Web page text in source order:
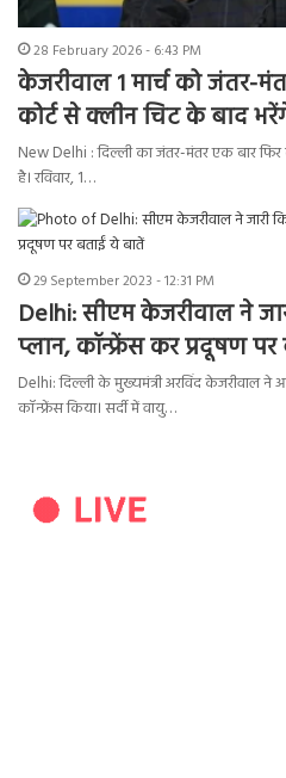
28 February 2026 - 6:43 PM
केजरीवाल 1 मार्च को जंतर-
कोर्ट से क्लीन चिट के बाद
New Delhi : दिल्ली का जंतर-मंतर एक बार फिर
है। रविवार, 1…
29 September 2023 - 12:31 PM
Delhi: सीएम केजरीवाल ने
प्लान, कॉन्फ्रेंस कर प्रदूषण
Delhi: दिल्ली के मुख्यमंत्री अरविंद केजरीवाल ने
कॉन्फ्रेंस किया। सर्दी में वायु…